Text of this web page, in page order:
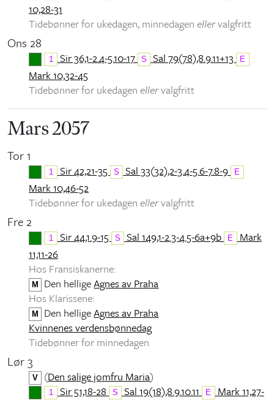
10,28-31
Tidebønner for ukedagen, minnedagen ellervalgfritt
Ons 28
1 Sir 36,1-2.4-5.10-17 S Sal 79(78),8.9.11+13 E
Mark 10,32-45
Tidebønner for ukedagen ellervalgfritt
Mars 2057
Tor 1
1 Sir 42,21-35 S Sal 33(32),2-3.4-5.6-7.8-9 E
Mark 10,46-52
Tidebønner for ukedagen ellervalgfritt
Fre 2
1 Sir 44,1.9-15 S Sal 149,1-2.3-4.5-6a+9b E
Mark
11,11-26
Hos Fransiskanerne:
M Den helligeAgnes av Praha
Hos Klarissene:
M Den helligeAgnes av Praha
Kvinnenes verdensbønnedag
Tidebønner for minnedagen
Lør 3
V (Den salige jomfru Maria)
1 Sir 51,18-28 S Sal 19(18),8.9.10.11 E
Mark 11,27-